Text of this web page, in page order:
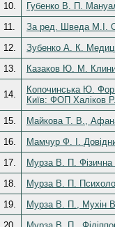
10.
Губенко В. П.
11.
За ред. Шведа М.І.
12.
Зубенко А. К.
13.
Казаков Ю. М.
14.
Копочинська Ю.
Київ: ФОП Халіков
15.
Майкова Т. В.,
16.
Мамчур Ф. І.
17.
Мурза В. П. Фізична
18.
Мурза В. П.
19.
Мурза В. П., Мухін